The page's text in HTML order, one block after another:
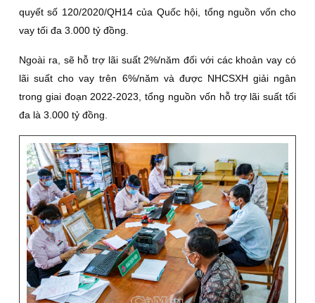
quyết số 120/2020/QH14 của Quốc hội, tổng nguồn vốn cho
vay tối đa 3.000 tỷ đồng.
Ngoài ra, sẽ hỗ trợ lãi suất 2%/năm đối với các khoản vay có
lãi suất cho vay trên 6%/năm và được NHCSXH giải ngân
trong giai đoạn 2022-2023, tổng nguồn vốn hỗ trợ lãi suất tối
đa là 3.000 tỷ đồng.